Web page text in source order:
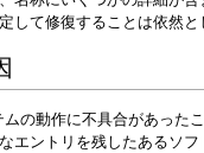
して修復することは依然と
の動作に不具合があった
エントリを残したあるソ